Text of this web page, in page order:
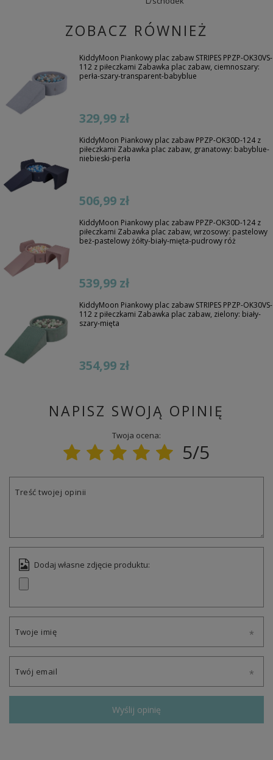
ZOBACZ RÓWNIEŻ
KiddyMoon Piankowy plac zabaw STRIPES PPZP-OK30VS-
112 z piłeczkami Zabawka plac zabaw, ciemnoszary:
perła-szary-transparent-babyblue
329,99 zł
KiddyMoon Piankowy plac zabaw PPZP-OK30D-124 z
piłeczkami Zabawka plac zabaw, granatowy: babyblue-
niebieski-perła
506,99 zł
KiddyMoon Piankowy plac zabaw PPZP-OK30D-124 z
piłeczkami Zabawka plac zabaw, wrzosowy: pastelowy
beż-pastelowy żółty-biały-mięta-pudrowy róż
539,99 zł
KiddyMoon Piankowy plac zabaw STRIPES PPZP-OK30VS-
112 z piłeczkami Zabawka plac zabaw, zielony: biały-
szary-mięta
354,99 zł
NAPISZ SWOJĄ OPINIĘ
Twoja ocena:
5/5
Treść twojej opinii
Dodaj własne zdjęcie produktu:
Twoje imię
Twój email
Wyślij opinię